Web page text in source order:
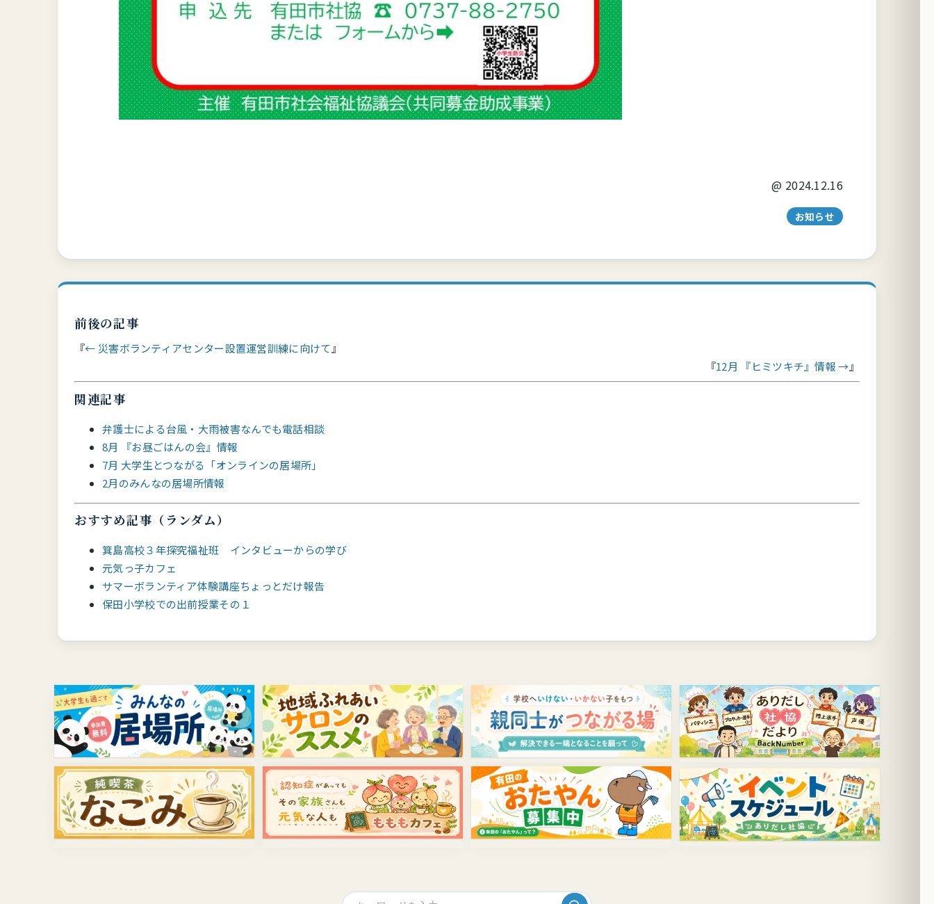
@ 2024.12.16
お知らせ
前後の記事
← 災害ボランティアセンター設置運営訓練に向けて
12月 『ヒミツキチ』情報 →
関連記事
弁護士による台風・大雨被害なんでも電話相談
8月 『お昼ごはんの会』情報
7月 大学生とつながる「オンラインの居場所」
2月のみんなの居場所情報
おすすめ記事（ランダム）
箕島高校３年探究福祉班 インタビューからの学び
元気っ子カフェ
サマーボランティア体験講座ちょっとだけ報告
保田小学校での出前授業その１